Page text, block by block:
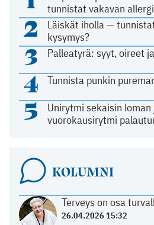
tunnistat vakavan
2
Läiskät iholla —
kysymys?
3 Palleatyrä: syyt, oireet
4 Tunnista punkin
5
Unirytmi sekaisin
vuorokausirytmi
KOLUMNI
Terveys on osa
26.04.2026 15:32